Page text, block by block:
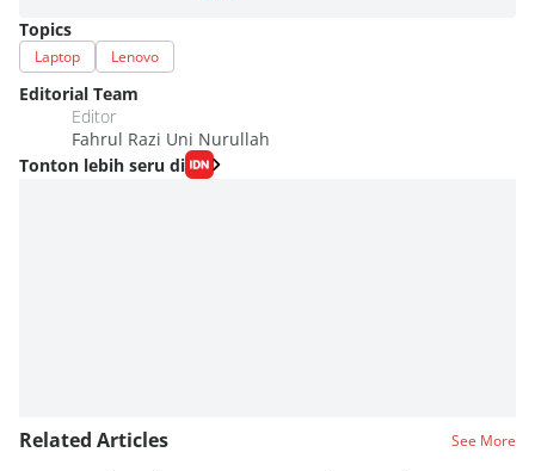
Topics
Laptop Lenovo
Editorial Team
Editor
Fahrul Razi Uni Nurullah
Tonton lebih seru di
Related Articles See More